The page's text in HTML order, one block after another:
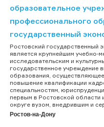
образовательное
профессионального
государственный
Ростовский государственный
является крупнейшим учебно-
исследовательским и
государственное учреждение
образования,
повышение квалификации
специальностям,
первым в Ростовской
округе вузом, внедрившим и
Ростов-на-Дону